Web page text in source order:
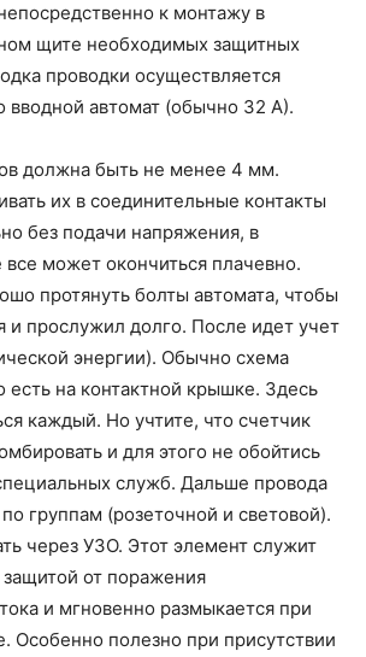
к монтажу в
щите необходимых защитных
проводки осуществляется
автомат (обычно 32 А).
должна быть не менее 4 мм.
их в соединительные контакты
без подачи напряжения, в
все может окончиться плачевно.
протянуть болты автомата, чтобы
и прослужил долго. После идет учет
энергии). Обычно схема
есть на контактной крышке. Здесь
каждый. Но учтите, что счетчик
и для этого не обойтись
служб. Дальше провода
группам (розеточной и световой).
через УЗО. Этот элемент служит
от поражения
и мгновенно размыкается при
Особенно полезно при присутствии